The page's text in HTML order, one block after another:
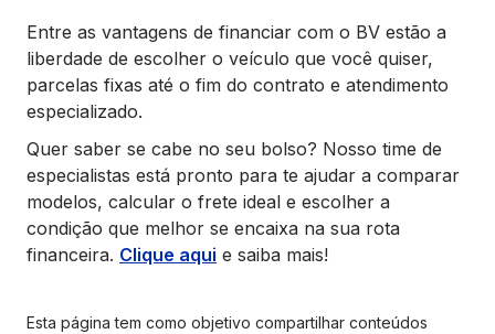
Entre as vantagens de financiar com o BV estão a
liberdade de escolher o veículo que você quiser,
parcelas fixas até o fim do contrato e atendimento
especializado.
Quer saber se cabe no seu bolso? Nosso time de
especialistas está pronto para te ajudar a comparar
modelos, calcular o frete ideal e escolher a
condição que melhor se encaixa na sua rota
financeira. Clique aqui e saiba mais!
Esta página tem como objetivo compartilhar conteúdos